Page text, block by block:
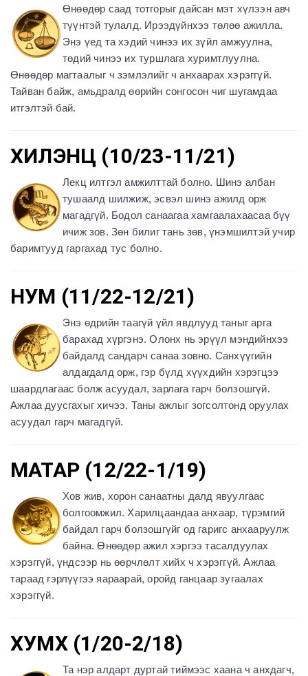
Өнөөдөр саад тотгорыг дайсан мэт хүлээн авч
түүнтэй тулалд. Ирээдүйнхээ төлөө ажилла.
Энэ үед та хэдий чинээ их зүйл амжуулна,
төдий чинээ их туршлага хуримтлуулна.
Өнөөдөр магтаалыг ч зэмлэлийг ч анхаарах хэрэггүй.
Тайван байж, амьдралд өөрийн сонгосон чиг шугамдаа
итгэлтэй бай.
ХИЛЭНЦ (10/23-11/21)
Лекц илтгэл амжилттай болно. Шинэ албан
тушаалд шилжиж, эсвэл шинэ ажилд орж
магадгүй. Бодол санаагаа хамгаалахаасаа бүү
ичиж зов. Зөн билиг тань зөв, үнэмшилтэй учир
баримтууд гаргахад тус болно.
НУМ (11/22-12/21)
Энэ өдрийн таагүй үйл явдлууд таныг арга
барахад хүргэнэ. Олонх нь эрүүл мэндийнхээ
байдалд сандарч санаа зовно. Санхүүгийн
алдагдалд орж, гэр бүлд хүүхдийн хэрэгцээ
шаардлагаас болж асуудал, зарлага гарч болзошгүй.
Ажлаа дуусгахыг хичээ. Таны ажлыг зогсолтонд оруулах
асуудал гарч магадгүй.
МАТАР (12/22-1/19)
Хов жив, хорон санаатны далд явуулгаас
болгоомжил. Харилцаандаа анхаар, түрэмгий
байдал гарч болзошгүйг од гаригс анхааруулж
байна. Өнөөдөр ажил хэргээ тасалдуулах
хэрэггүй, үндсээр нь өөрчлөлт хийх ч хэрэггүй. Ажлаа
тараад гэрлүүгээ яараарай, оройд ганцаар зугаалах
хэрэггүй.
ХУМХ (1/20-2/18)
Та нэр алдарт дуртай тиймээс хаана ч анхдагч,